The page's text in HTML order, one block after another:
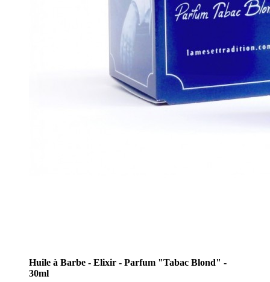
Huile à Barbe - Elixir - Parfum "Tabac Blond" -
30ml